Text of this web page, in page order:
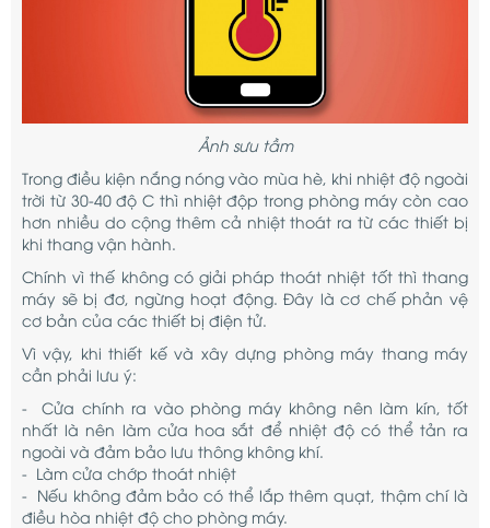
Ảnh sưu tầm
Trong điều kiện nắng nóng vào mùa hè, khi nhiệt độ ngoài
trời từ 30-40 độ C thì nhiệt độp trong phòng máy còn cao
hơn nhiều do cộng thêm cả nhiệt thoát ra từ các thiết bị
khi thang vận hành.
Chính vì thế không có giải pháp thoát nhiệt tốt thì thang
máy sẽ bị đơ, ngừng hoạt động. Đây là cơ chế phản vệ
cơ bản của các thiết bị điện tử.
Vì vậy, khi thiết kế và xây dựng phòng máy thang máy
cần phải lưu ý:
- Cửa chính ra vào phòng máy không nên làm kín, tốt
nhất là nên làm cửa hoa sắt để nhiệt độ có thể tản ra
ngoài và đảm bảo lưu thông không khí.
- Làm cửa chớp thoát nhiệt
- Nếu không đảm bảo có thể lắp thêm quạt, thậm chí là
điều hòa nhiệt độ cho phòng máy.